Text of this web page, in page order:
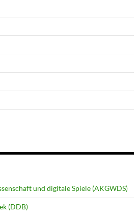
und digitale Spiele (AKGWDS)
(DDB)